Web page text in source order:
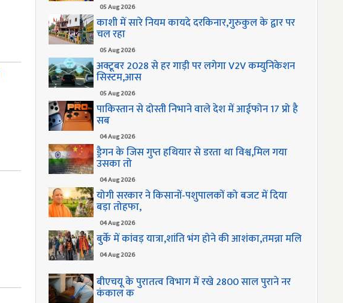
05 Aug 2026
काशी में सारे नियम कायदे दरकिनार,गुरुकुल के द्वार पर
चल रहा
05 Aug 2026
अक्टूबर 2028 से हर गाड़ी पर लगेगा V2V कम्युनिकेशन
सिस्टम,आस
05 Aug 2026
पाकिस्तान से दोस्ती निभाने वाले देश में आईफोन 17 प्रो है
सब
04 Aug 2026
ड्रैगन के जिस गुप्त हथियार से डरता था विश्व,मिल गया
उसका तो
04 Aug 2026
योगी सरकार ने किसानों-पशुपालकों को बजट में दिया
बड़ा तोहफा,
04 Aug 2026
बुर्के में कांवड़ यात्रा,शांति भंग होने की आशंका,तमन्ना मलि
04 Aug 2026
बीएचयू के पुरातत्व विभाग में रखे 2800 साल पुराने नर
कंकाल क